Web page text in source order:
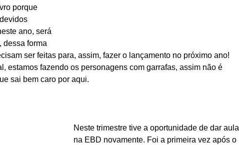
porque
ano, será
dessa forma
ser feitas para, assim, fazer o lançamento no próximo ano!
estamos fazendo os personagens com garrafas, assim não é
sai bem caro por aqui.
Neste trimestre tive a oportunidade de dar aula
na EBD novamente. Foi a primeira vez após o